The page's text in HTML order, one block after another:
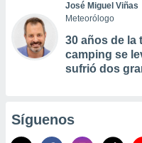
José Miguel Viñas
Meteorólogo
30 años de la
camping se
sufrió dos
Síguenos